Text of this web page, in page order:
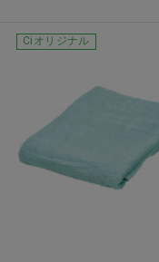
Ciオリジナル